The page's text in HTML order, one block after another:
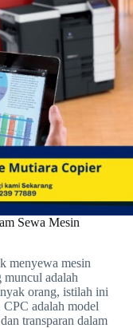
Sewa Mesin
menyewa mesin
adalah
orang, istilah ini
adalah model
transparan dalam